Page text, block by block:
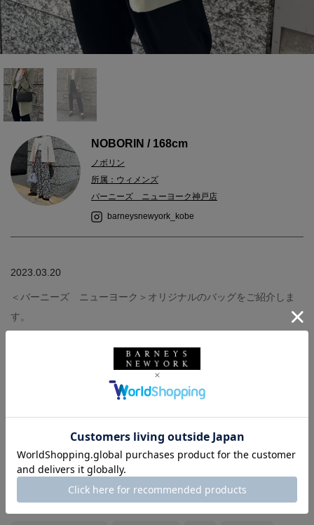
NOBORIN / 168cm
ノボリン
所属：ウィメンズ
バーニーズ ニューヨーク神戸店
barneysnewyork_kobe
2023.03.20
＜バーニーズ ニューヨーク＞オリジナルのバッグをご紹介しま
す。
オケージョンにぴったりなバッグです。
こちらショルダーバッグにもなります。
小さめですが必要な容量は十分に入る大きさで、軽いです。
入学式、卒業式用でもお探しな方は是非こちらのバッグも店頭で
ご覧になられてみてください！